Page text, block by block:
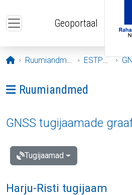
Geoportaal
Avaleht
Ruumiandmed ESTPOS
Ava menüü: Ruumiandmed
Ruumiandmed
GNSS tugijaamade
Tugijaamad
Harju-Risti tugijaam